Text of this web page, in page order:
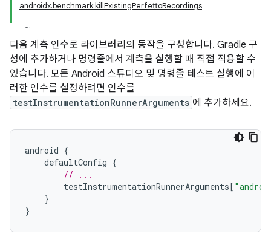
androidx.benchmark.killExistingPerfettoRecordings
다음 계측 인수로 라이브러리의 동작을 구성합니다. Gradle 구
성에 추가하거나 명령줄에서 계측을 실행할 때 직접 적용할 수
있습니다. 모든 Android 스튜디오 및 명령줄 테스트 실행에 이
러한 인수를 설정하려면 인수를
testInstrumentationRunnerArguments 에 추가하세요.
android {
defaultConfig {
// ...
testInstrumentationRunnerArguments[
}
}